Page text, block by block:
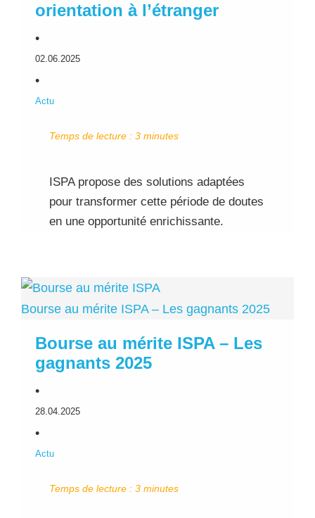
orientation à l’étranger
•
02.06.2025
•
Actu
Temps de lecture : 3 minutes
ISPA propose des solutions adaptées
pour transformer cette période de doutes
en une opportunité enrichissante.
Bourse au mérite ISPA – Les gagnants 2025
Bourse au mérite ISPA – Les
gagnants 2025
•
28.04.2025
•
Actu
Temps de lecture : 3 minutes